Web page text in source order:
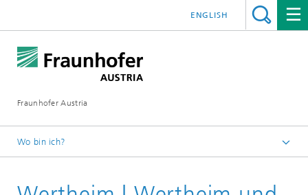
Fraunhofer Austria
ENGLISH
Wo bin ich?
Leistungen